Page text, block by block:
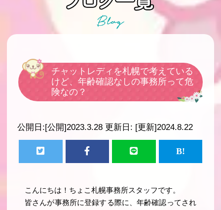
チャットレディを札幌で考えている
けど、年齢確認なしの事務所って危
険なの？
公開日:[公開]2023.3.28 更新日: [更新]2024.8.22
こんにちは！ちょこ札幌事務所スタッフです。
皆さんが事務所に登録する際に、年齢確認ってされ